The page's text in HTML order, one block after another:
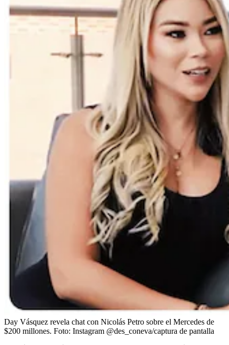
Day Vásquez revela chat con Nicolás Petro sobre el Mercedes de
$200 millones. Foto: Instagram @des_coneva/captura de pantalla